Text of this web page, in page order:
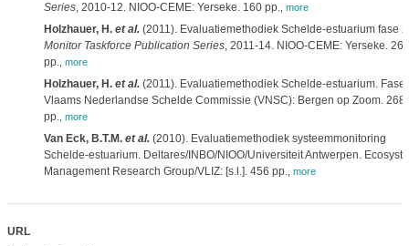
Series, 2010-12. NIOO-CEME: Yerseke. 160 pp. more
Holzhauer, H. et al.(2011). Evaluatiemethodiek Schelde-estuarium fase
Monitor Taskforce Publication Series, 2011-14. NIOO-CEME: Yerseke. 262
pp. more
Holzhauer, H. et al.(2011). Evaluatiemethodiek Schelde-estuarium. Fase
Vlaams Nederlandse Schelde Commissie (VNSC): Bergen op Zoom. 268
pp. more
Van Eck, B.T.M. et al.(2010). Evaluatiemethodiek systeemmonitoring
Schelde-estuarium. Deltares/INBO/NIOO/Universiteit Antwerpen.
Management Research Group/VLIZ: [s.l.]. 456 pp. more
URL